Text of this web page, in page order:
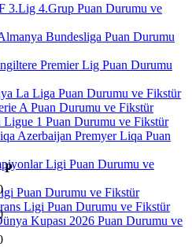
3.Lig 4.Grup Puan Durumu ve
Bundesliga Puan Durumu
Premier Lig Puan Durumu
La Liga Puan Durumu ve Fikstür
A Puan Durumu ve Fikstür
Ligue 1 Puan Durumu ve Fikstür
Azerbaijan Premyer Liqa Puan
Ligi Puan Durumu ve
Puan Durumu ve Fikstür
Ligi Puan Durumu ve Fikstür
Kupası 2026 Puan Durumu ve
P